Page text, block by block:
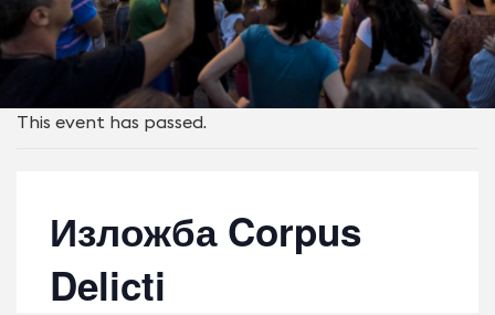
This event has passed.
Изложба Corpus
Delicti